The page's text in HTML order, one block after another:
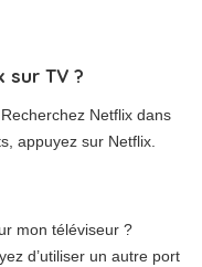
TV ?
Netflix dans
appuyez sur Netflix.
mon téléviseur ?
d’utiliser un autre port